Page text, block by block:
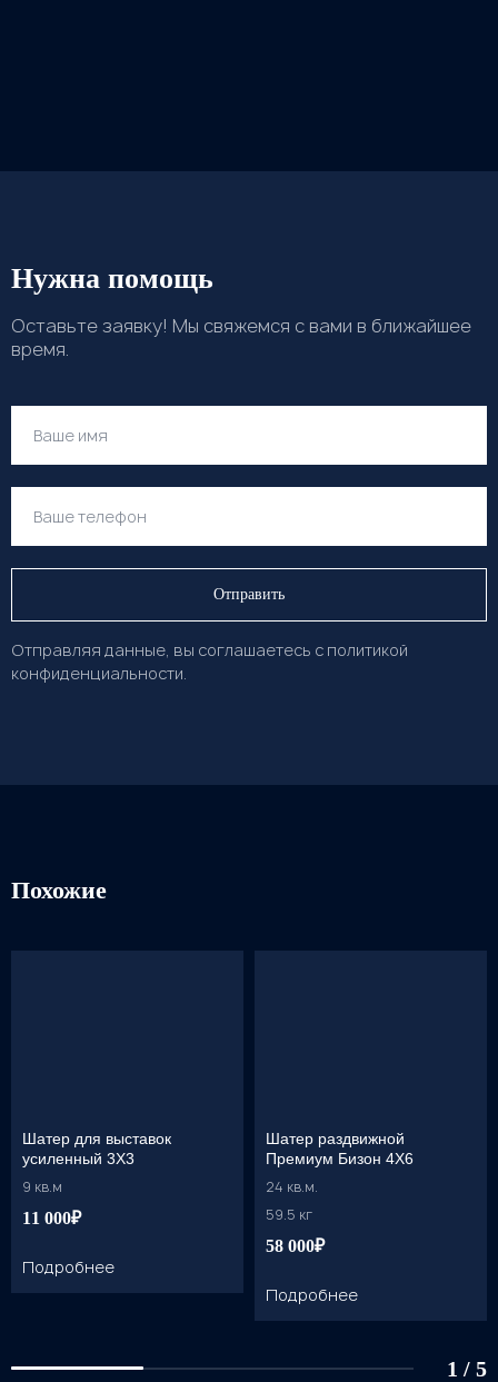
Нужна помощь
Оставьте заявку! Мы свяжемся с вами в ближайшее
время.
Отправляя данные, вы соглашаетесь с политикой
конфиденциальности.
Похожие
Шатер для выставок
усиленный 3X3
9 кв.м
11 000₽
Подробнее
Шатер раздвижной
Премиум Бизон 4X6
24 кв.м.
59.5 кг
58 000₽
Подробнее
1 / 5